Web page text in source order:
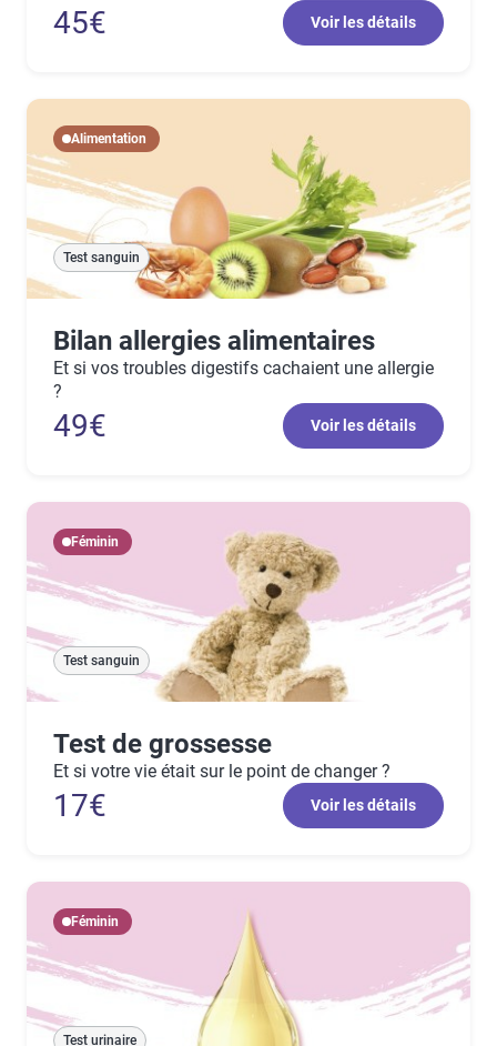
45€ Voir les détails
Alimentation
Test sanguin
Bilan allergies alimentaires
Et si vos troubles digestifs cachaient une allergie
?
49€ Voir les détails
Féminin
Test sanguin
Test de grossesse
Et si votre vie était sur le point de changer ?
17€ Voir les détails
Féminin
Test urinaire